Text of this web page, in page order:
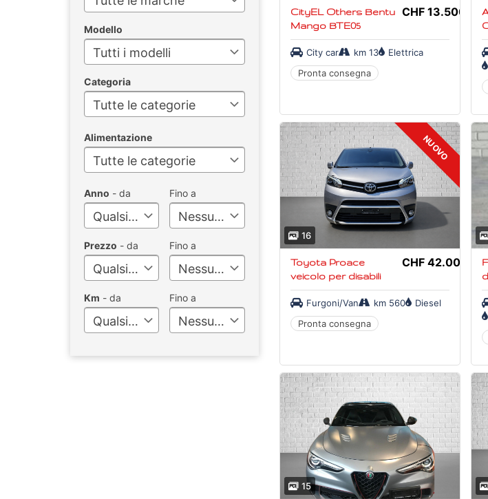
CityEL Others Bentu
Mango BTE05
CHF 13.500,-
City car km 13
Elettrica
Pronta consegna
AC
NUOVO
NUOVO
16
Toyota Proace
veicolo per disabili
CHF 42.000,-
Furgoni/Van km 560
Diesel
Pronta consegna
15
Modello
Tutti i modelli
Categoria
Tutte le categorie
Alimentazione
Tutte le categorie
Anno - da
Qualsiasi
Fino a
Nessun limite
Prezzo - da
Qualsiasi
Fino a
Nessun limite
Km - da
Qualsiasi
Fino a
Nessun limite